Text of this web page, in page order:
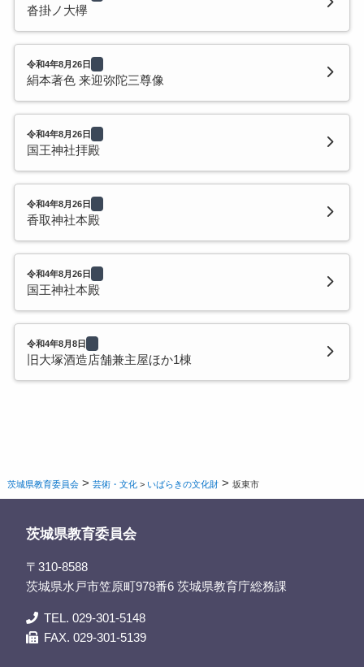
沓掛ノ大欅
令和4年8月26日
絹本著色 来迎弥陀三尊像
令和4年8月26日
国王神社拝殿
令和4年8月26日
香取神社本殿
令和4年8月26日
国王神社本殿
令和4年8月8日
旧大塚酒造店舗兼主屋ほか1棟
茨城県教育委員会 >芸術・文化 > いばらきの文化財 >坂東市
茨城県教育委員会
〒310-8588
茨城県水戸市笠原町978番6 茨城県教育庁総務課
TEL. 029-301-5148
FAX. 029-301-5139